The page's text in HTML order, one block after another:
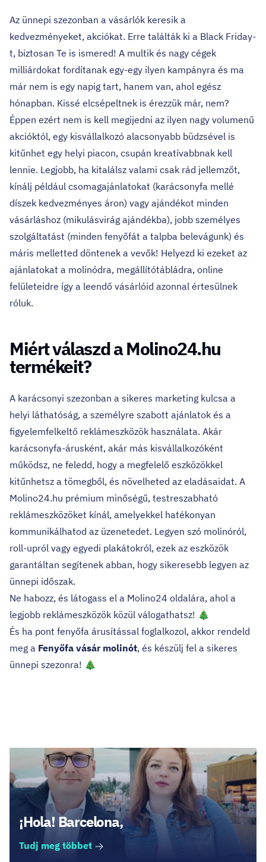
Az ünnepi szezonban a vásárlók keresik a
kedvezményeket, akciókat. Erre találták ki a Black Friday-
t, biztosan Te is ismered! A multik és nagy cégek
milliárdokat fordítanak egy-egy ilyen kampányra és ma
már nem is egy napig tart, hanem van, ahol egész
hónapban. Kissé elcsépeltnek is érezzük már, nem?
Éppen ezért nem is kell megijedni az ilyen nagy volumenű
akcióktól, egy kisvállalkozó alacsonyabb büdzsével is
kitűnhet egy helyi piacon, csupán kreatívabbnak kell
lennie. Legjobb, ha kitalálsz valami csak rád jellemzőt,
kínálj például csomagajánlatokat (karácsonyfa mellé
díszek kedvezményes áron) vagy ajándékot minden
vásárláshoz (mikulásvirág ajándékba), jobb személyes
szolgáltatást (minden fenyőfát a talpba belevágunk) és
máris melletted döntenek a vevők! Helyezd ki ezeket az
ajánlatokat a molinódra, megállítótábládra, online
felületeidre így a leendő vásárlóid azonnal értesülnek
róluk.
Miért válaszd a Molino24.hu
termékeit?
A karácsonyi szezonban a sikeres marketing kulcsa a
helyi láthatóság, a személyre szabott ajánlatok és a
figyelemfelkeltő reklámeszközök használata. Akár
karácsonyfa-árusként, akár más kisvállalkozóként
működsz, ne feledd, hogy a megfelelő eszközökkel
kitűnhetsz a tömegből, és növelheted az eladásaidat. A
Molino24.hu prémium minőségű, testreszabható
reklámeszközöket kínál, amelyekkel hatékonyan
kommunikálhatod az üzenetedet. Legyen szó molinóról,
roll-upról vagy egyedi plakátokról, ezek az eszközök
garantáltan segítenek abban, hogy sikeresebb legyen az
ünnepi időszak.
Ne habozz, és látogass el a Molino24 oldalára, ahol a
legjobb reklámeszközök közül válogathatsz! 🎄
És ha pont fenyőfa árusítással foglalkozol, akkor rendeld
meg a Fenyőfa vásár molinót, és készülj fel a sikeres
ünnepi szezonra! 🎄
¡Hola! Barcelona,
Tudj meg többet